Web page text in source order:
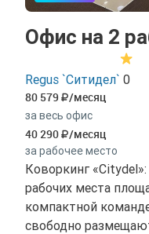
Офис на 2
Regus `Ситидел` 0
80 579 /месяц
за весь офис
40 290 /месяц
за рабочее место
Коворкинг
рабочих места
компактной
свободно